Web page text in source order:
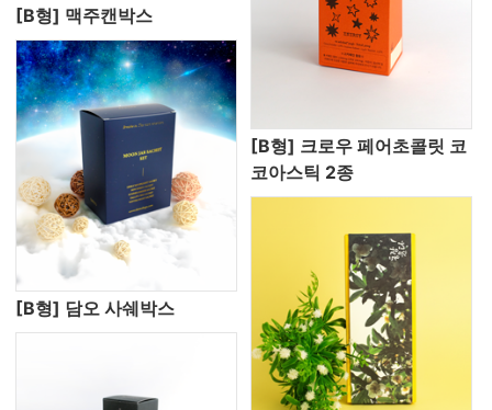
[B형] 맥주캔박스
[B형] 담오 사쉐박스
[B형] 크로우 페어초콜릿 코
코아스틱 2종